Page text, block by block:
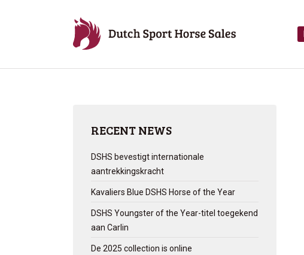
RECENT NEWS
DSHS bevestigt internationale
aantrekkingskracht
Kavaliers Blue DSHS Horse of the Year
DSHS Youngster of the Year-titel toegekend
aan Carlin
De 2025 collection is online